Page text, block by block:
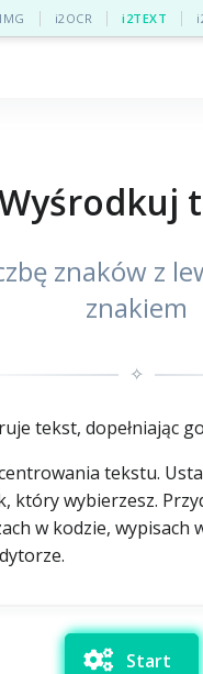
i2OCR i2TEXT
znaków z
znakiem
✧
tekst, dopełniając
tekstu.
wybierzesz.
w kodzie, wypisach
Start